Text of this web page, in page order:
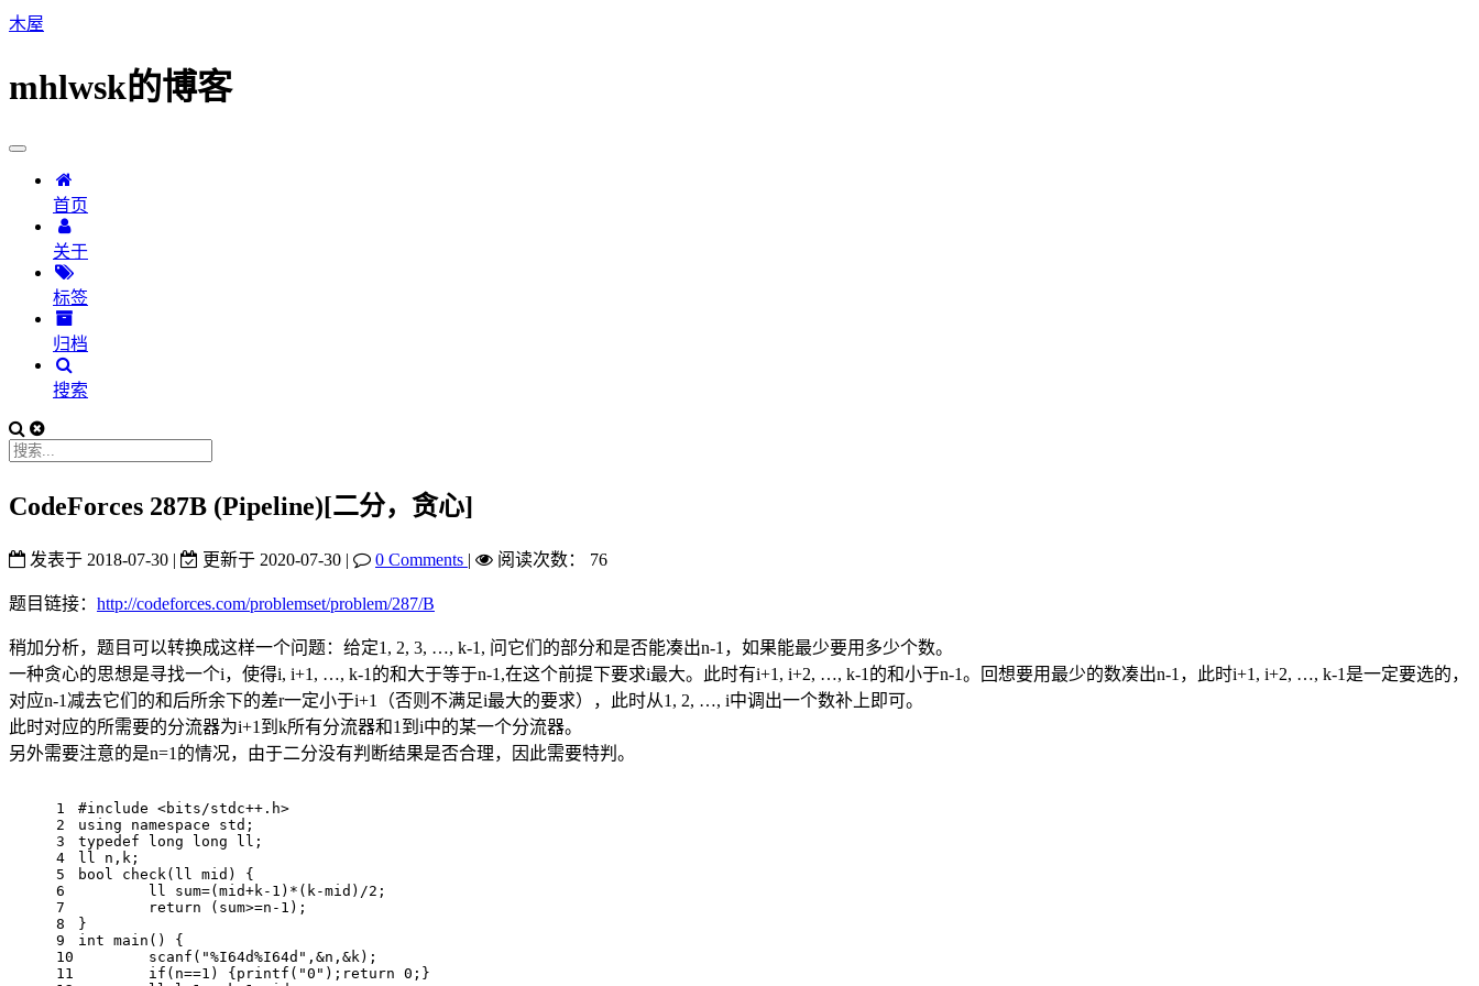
木屋
mhlwsk的博客
首页
关于
标签
归档
搜索
CodeForces 287B (Pipeline)[二分，贪心]
发表于 2018-07-30 | 更新于 2020-07-30 | 0 Comments | 阅读次数： 76
题目链接： http://codeforces.com/problemset/problem/287/B
稍加分析，题目可以转换成这样一个问题：给定1, 2, 3, …, k-1, 问它们的部分和是否能凑出n-1，如果能最少要用多少个数。
一种贪心的思想是寻找一个i，使得i, i+1, …, k-1的和大于等于n-1,在这个前提下要求i最大。此时有i+1, i+2, …, k-1的和小于n-1。回想要用最少的数凑出n-1，此时i+1, i+2, …, k-1是一定要选的，
对应n-1减去它们的和后所余下的差r一定小于i+1（否则不满足i最大的要求），此时从1, 2, …, i中调出一个数补上即可。
此时对应的所需要的分流器为i+1到k所有分流器和1到i中的某一个分流器。
另外需要注意的是n=1的情况，由于二分没有判断结果是否合理，因此需要特判。
1
2
3
4
5
6
7
8
9
10
11
#include <bits/stdc++.h>
using
namespace std ;
typedef
long long ll;
ll n,k;
bool
check (ll mid)
{
	ll sum=(mid+k
-1 )*(k-mid)/2 ;
return (sum>=n -1 );
}
int main ()
{
scanf ( "%I64d%I64d" ,&n,&k);
if (n==1 ) {printf ( "0" ); return 0 ;}